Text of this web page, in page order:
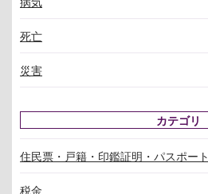
死亡
災害
カテゴリ
住民票・戸籍・印鑑証明・パスポート
税金